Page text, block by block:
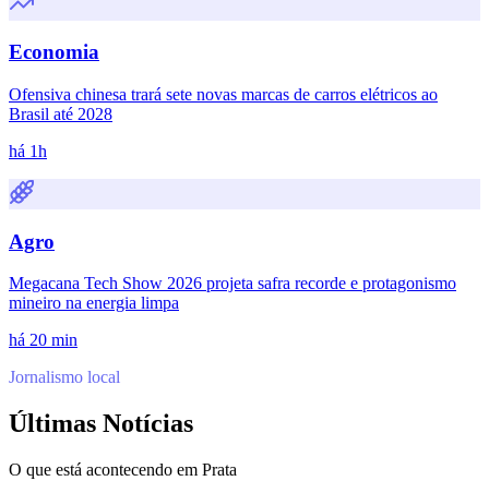
Economia
Ofensiva chinesa trará sete novas marcas de carros elétricos ao
Brasil até 2028
há 1h
Agro
Megacana Tech Show 2026 projeta safra recorde e protagonismo
mineiro na energia limpa
há 20 min
Jornalismo local
Últimas Notícias
O que está acontecendo em Prata